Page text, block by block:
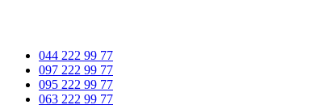
044 222 99 77
097 222 99 77
095 222 99 77
063 222 99 77